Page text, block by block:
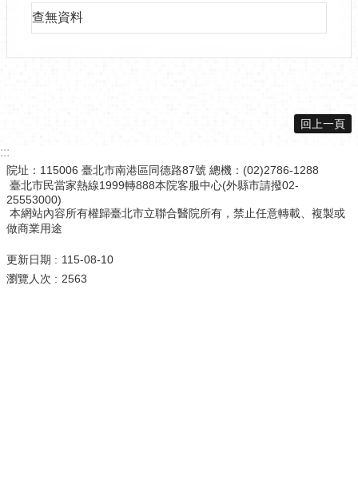
查無資料
回上一頁
:::
院址：115006 臺北市南港區同德路87號 總機：(02)2786-1288
臺北市民當家熱線1999轉888本院客服中心(外縣市請撥02-
25553000)
本網站內容所有權歸臺北市立聯合醫院所有，禁止任意轉載、複製或
做商業用途
更新日期
115-08-10
瀏覽人次
2563